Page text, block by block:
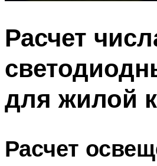
Меню
Расчет
для жилой
Расчет